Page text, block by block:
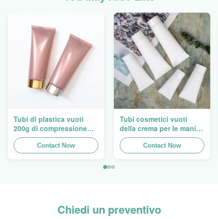
Tubi di plastica vuoti
200g di compressione
della lozione di Flip Cap
Screw Lid Pink
Contact Now
Tubi cosmetici vuoti
della crema per le mani
ovale eccellente che
imballano 5ml a 150ml
Contact Now
Chiedi un preventivo